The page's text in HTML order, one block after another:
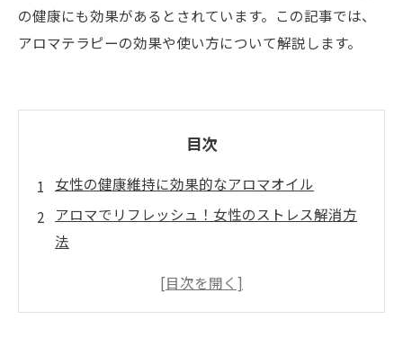
の健康にも効果があるとされています。この記事では、
アロマテラピーの効果や使い方について解説します。
目次
女性の健康維持に効果的なアロマオイル
アロマでリフレッシュ！女性のストレス解消方
法
アロマで美肌効果を引き出す方法